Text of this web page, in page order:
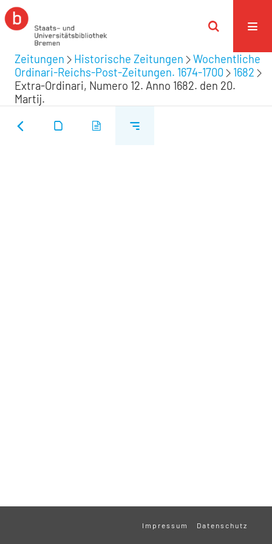
Zeitungen Historische Zeitungen
Wochentliche
Ordinari-Reichs-Post-Zeitungen. 1674-1700
1682
Extra-Ordinari, Numero 12. Anno 1682. den 20.
Martij.
Impressum Datenschutz